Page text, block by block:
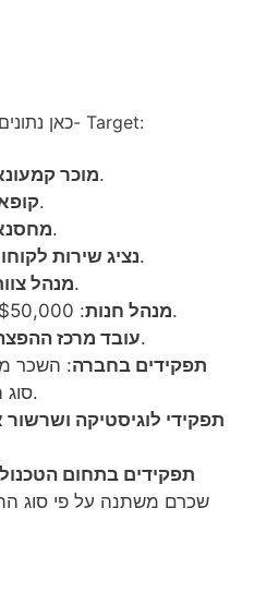
כאן נתונים טווחי שכר למגוון תפקידים ב- Target:
מוכר: $11 – $15 לשעה.
: $10 – $14 לשעה.
: $11 – $15 לשעה.
נציג שירות: $11 – $16 לשעה.
מנהל: $15 – $22 לשעה.
מנהל חנות: $50,000 – $100,000 לשנה.
עובד מרכז: $14 – $20 לשעה.
תפקידים בחברה: השכר
סוג התפקיד ורמת הניסיון.
תפקידי לוגיסטיקה
תפקידים בתחום
שכרם משתנה על פי סוג